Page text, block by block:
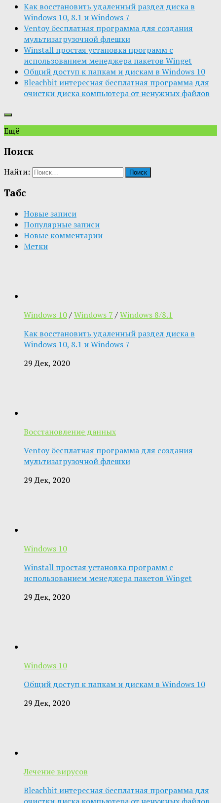
Как восстановить удаленный раздел диска в
Windows 10, 8.1 и Windows 7
Ventoy бесплатная программа для создания
мультизагрузочной флешки
Winstall простая установка программ с
использованием менеджера пакетов Winget
Общий доступ к папкам и дискам в Windows 10
Bleachbit интересная бесплатная программа для
очистки диска компьютера от ненужных файлов
Ещё
Поиск
Найти:
Табс
Новые записи
Популярные записи
Новые комментарии
Метки
Windows 10/Windows 7 /Windows 8/8.1
Как восстановить удаленный раздел диска в
Windows 10, 8.1 и Windows 7
29 Дек, 2020
Восстановление данных
Ventoy бесплатная программа для создания
мультизагрузочной флешки
29 Дек, 2020
Windows 10
Winstall простая установка программ с
использованием менеджера пакетов Winget
29 Дек, 2020
Windows 10
Общий доступ к папкам и дискам в Windows 10
29 Дек, 2020
Лечение вирусов
Bleachbit интересная бесплатная программа для